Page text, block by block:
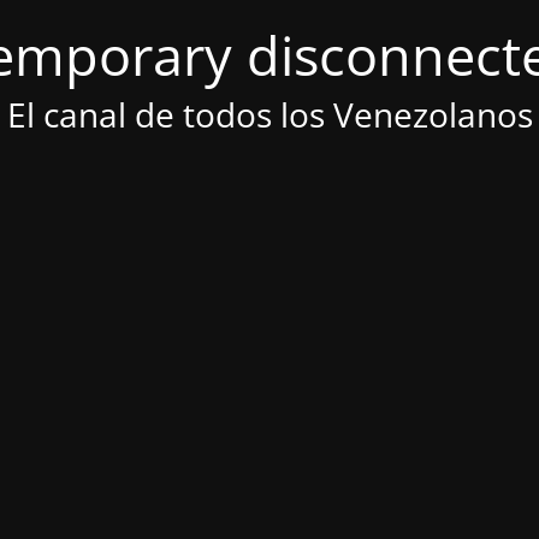
El canal de todos los Venezolanos